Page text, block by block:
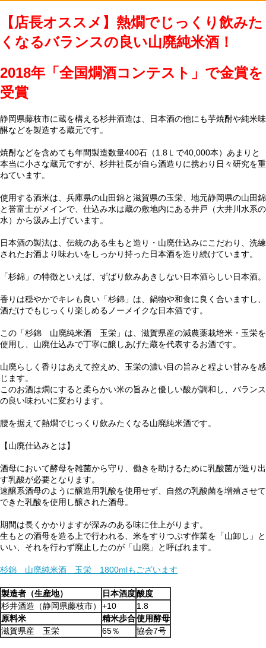
【店長オススメ】熱燗でじっくり飲みた
くなるバランスの良い山廃純米酒！
2018年「全国燗酒コンテスト」で金賞を
受賞
静岡県藤枝市に蔵を構える杉井酒造は、日本酒の他にも芋焼酎や純米味
醂などを製造する蔵元です。
焼酎などを含めても年間製造数量400石（1.8Ｌで40,000本）あまりと
本当に小さな蔵元ですが、杉井社長が自ら酒造りに携わり日々研究を重
ねています。
使用する酒米は、兵庫県の山田錦と滋賀県の玉栄、地元静岡県の山田錦
と誉富士がメインで、仕込み水は蔵の敷地内にある井戸（大井川水系の
水）から汲み上げています。
日本酒の製法は、伝統のある生もと造り・山廃仕込みにこだわり、洗練
されたお酒より味わいをしっかり持った日本酒を造り続けています。
「杉錦」の特徴といえば、ずばり飲みあきしない日本酒らしい日本酒。
香りは穏やかでキレも良い「杉錦」は、鍋物や和食に良く合いますし、
酒だけでもじっくり楽しめるノーメイクな日本酒です。
この「杉錦 山廃純米酒 玉栄」は、滋賀県産の減農薬栽培米・玉栄を
使用し、山廃仕込みで丁寧に醸しあげた蔵を代表するお酒です。
山廃らしく香りはあえて控えめ、玉栄の濃い目の旨みと程よい甘みを感
じます。
このお酒は燗にすると柔らかい米の旨みと優しい酸が調和し、バランス
の良い味わいに変わります。
腰を据えて熱燗でじっくり飲みたくなる山廃純米酒です。
【山廃仕込みとは】
酒母において酵母を雑菌から守り、働きを助けるために乳酸菌が造り出
す乳酸が必要となります。
速醸系酒母のように醸造用乳酸を使用せず、自然の乳酸菌を増殖させて
できた乳酸を使用し醸された酒母。
期間は長くかかりますが深みのある味に仕上がります。
生もとの酒母を造る上で行われる、米をすりつぶす作業を「山卸し」と
いい、それを行わず廃止したのが「山廃」と呼ばれます。
杉錦 山廃純米酒 玉栄 1800mlもございます
製造者（生産地） 日本酒度酸度
杉井酒造（静岡県藤枝市）
+10
1.8
原料米
精米歩合使用酵母
滋賀県産 玉栄
65％ 協会7号